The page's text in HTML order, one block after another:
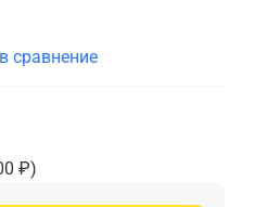
сравнение
₽)